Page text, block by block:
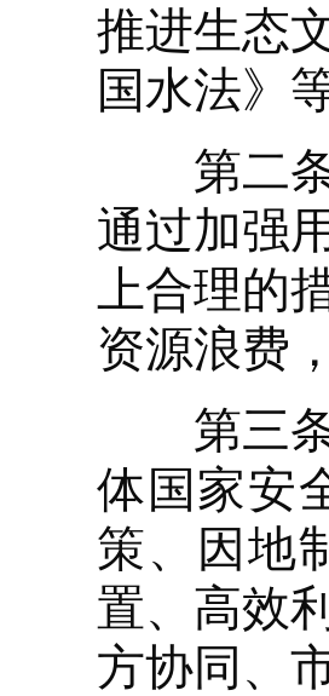
推进生态
国水法》
第二条
通过加强
上合理的
资源浪费
第三条
体国家安
策、因地
置、高效
方协同、